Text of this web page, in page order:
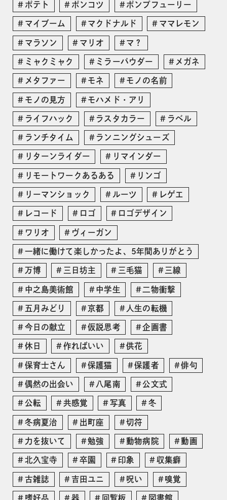
ポテト ポンコツ ポンプフューリー
マイブーム マクドナルド ママレモン
マラソン マリオ マ？
ミャクミャク ミラーパウダー メガネ
メタファー モネ モノの名前
モノの見方 モハメド・アリ
ライフハック ラスタカラー ラベル
ランチタイム ランニングシューズ
リターンライダー リマインダー
リモートワークあるある リンゴ
リーマンショック ルーツ レゲエ
レコード ロゴ ロゴデザイン
ワリオ ヴィーガン
一緒に働けて楽しかったよ、5年間ありがとう
万博 三日坊主 三毛猫 三線
中之島美術館 中学生 二物衝撃
五月みどり 京都 人生の転機
今日の献立 仮説思考 企画書
休日 作ればいい 供花
保育士さん 保護猫 保護者 俳句
偶然の出会い 八尾南 公文式
公転 共感覚 写真 冬
冬病夏治 出町座 切符
力を抜いて 勉強 動物病院 動画
北久宝寺 卒園 印象 収集癖
古雑誌 吉田ユニ 呪い 嗅覚
嗜好品 器 回覧板 図書館